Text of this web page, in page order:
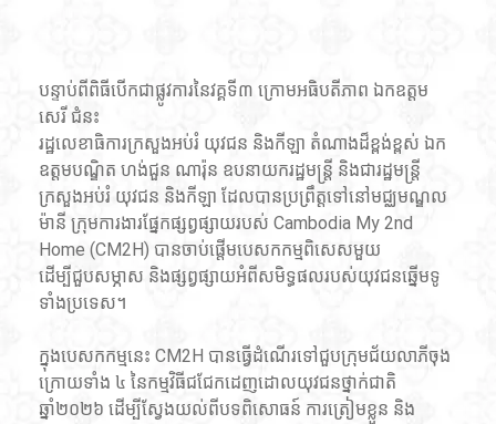
បន្ទាប់ពីពិធីបើកជាផ្លូវការនៃវគ្គទី៣ ក្រោមអធិបតីភាព ឯកឧត្តម
សេរី ជំនះ
រដ្ឋលេខាធិការក្រសួងអប់រំ យុវជន និងកីឡា តំណាងដ៏ខ្ពង់ខ្ពស់ ឯក
ឧត្តមបណ្ឌិត ហង់ជួន ណារ៉ុន ឧបនាយករដ្ឋមន្ត្រី និងជារដ្ឋមន្ត្រី
ក្រសួងអប់រំ យុវជន និងកីឡា ដែលបានប្រព្រឹត្តទៅនៅមជ្ឈមណ្ឌល
ម៉ានី ក្រុមការងារផ្នែកផ្សព្វផ្សាយរបស់ Cambodia My 2nd
Home (CM2H) បានចាប់ផ្តើមបេសកកម្មពិសេសមួយ
ដើម្បីជួបសម្ភាស និងផ្សព្វផ្សាយអំពីសមិទ្ធផលរបស់យុវជនឆ្នើមទូ
ទាំងប្រទេស។
ក្នុងបេសកកម្មនេះ CM2H បានធ្វើដំណើរទៅជួបក្រុមជ័យលាភីចុង
ក្រោយទាំង ៤ នៃកម្មវិធីជជែកដេញដោលយុវជនថ្នាក់ជាតិ
ឆ្នាំ២០២៦ ដើម្បីស្វែងយល់ពីបទពិសោធន៍ ការត្រៀមខ្លួន និង